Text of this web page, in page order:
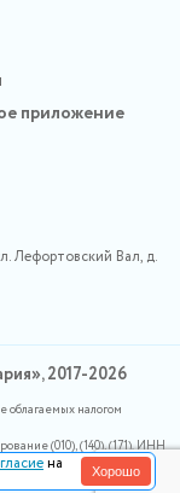
приложение
Лефортовский Вал, д.
2017-2026
облагаемых налогом
(010), (140), (171). ИНН
77-24-166339
на Хорошо